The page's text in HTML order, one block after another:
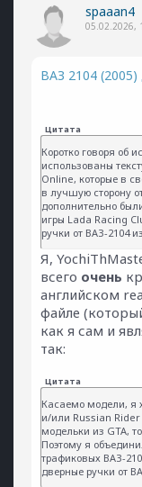
spaaan4
05.02.2026,
ВАЗ 2104
Цитата
Коротко говоря об
использованы
Online, которые в
в лучшую сторону
дополнительно
игры Lada Racing
ручки от ВАЗ-2104
Я,
всего очень
английском
файле
как я сам и
так:
Цитата
Касаемо модели, я
и/или Russian
модельки из GTA,
Поэтому я
трафиковых ВАЗ-
дверные ручки от